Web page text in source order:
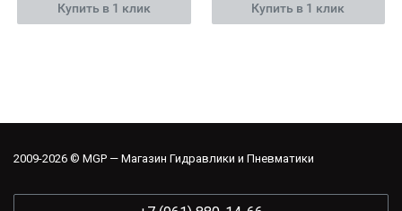
Купить в 1 клик Купить в 1 клик
2009-2026 © MGP — Магазин Гидравлики и Пневматики